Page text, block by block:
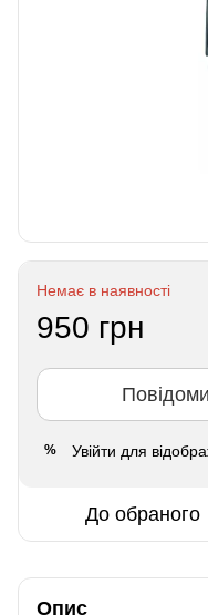
Немає в наявності
950 грн
% Увійти для
До обраного
Опис